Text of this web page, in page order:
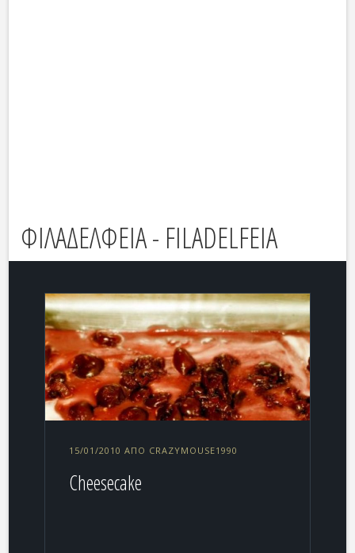
ΦΙΛΑΔΕΛΦΕΙΑ - FILADELFEIA
15/01/2010 ΑΠΌ CRAZYMOUSE1990
Cheesecake